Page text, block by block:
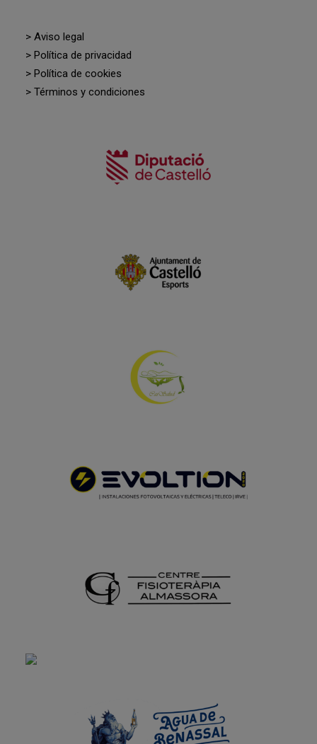
> Aviso legal
> Política de privacidad
> Política de cookies
> Términos y condiciones